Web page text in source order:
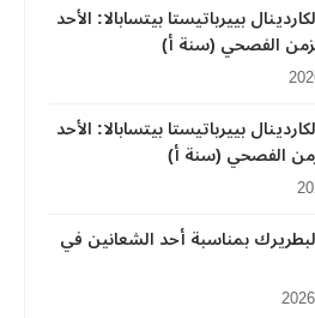
بييرباتيستا بيتسابالا: الأحد
الفصحي (سنة أ)
بييرباتيستا بيتسابالا: الأحد
الفصحي (سنة أ)
بمناسبة أحد الشعانين في